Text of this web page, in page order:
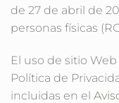
de 27 de abril de
personas físicas
El uso de sitio
Política de
incluidas en el